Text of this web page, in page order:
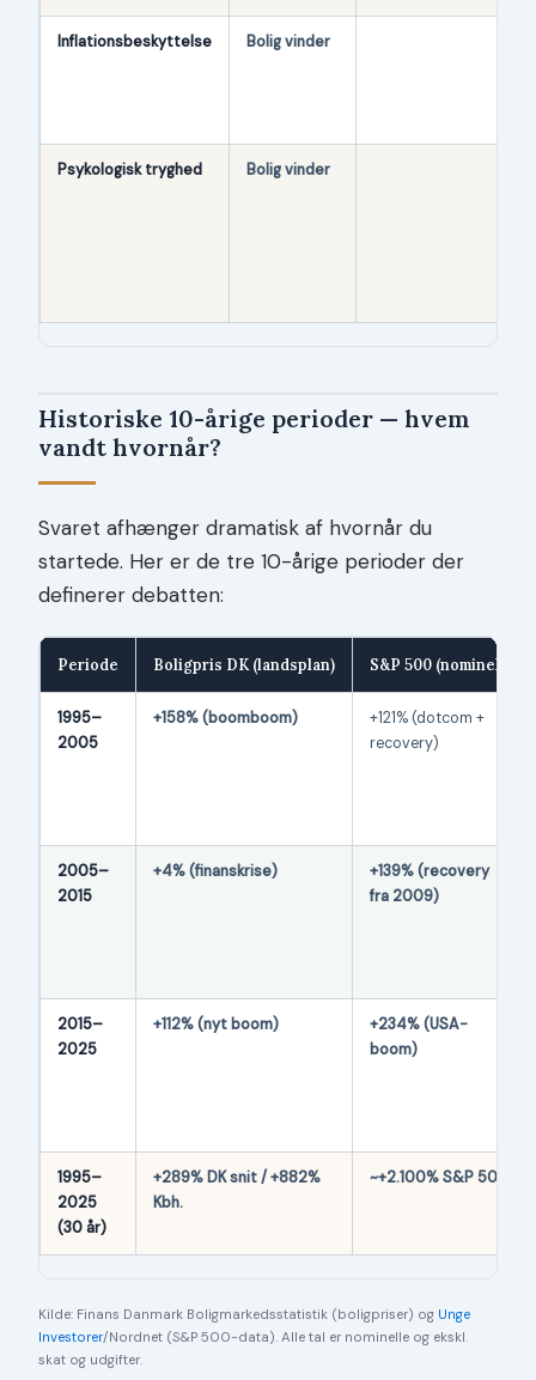
Inflationsbeskyttelse Bolig vinder
Psykologisk tryghed Bolig vinder
Historiske 10-årige perioder — hvem
vandt hvornår?
Svaret afhænger dramatisk af hvornår du
startede. Her er de tre 10-årige perioder der
definerer debatten:
Periode Boligpris DK (landsplan) S&P 500 (nominelt)
1995–
2005
+158% (boomboom)
+121% (dotcom +
recovery)
2005–
2015
+4% (finanskrise)
+139% (recovery
fra 2009)
2015–
2025
+112% (nyt boom)
+234% (USA-
boom)
1995–
2025
(30 år)
+289% DK snit / +882%
Kbh.
~+2.100% S&P 500
Kilde: Finans Danmark Boligmarkedsstatistik (boligpriser) og Unge
Investorer/Nordnet (S&P 500-data). Alle tal er nominelle og ekskl.
skat og udgifter.